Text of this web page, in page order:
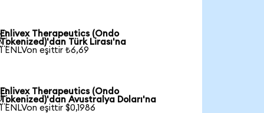
Enlivex Therapeutics (Ondo
Tokenized)'dan Türk Lirası'na
1 ENLVon eşittir ₺6,69
Enlivex Therapeutics (Ondo
Tokenized)'dan Avustralya Doları'na
1 ENLVon eşittir $0,1986